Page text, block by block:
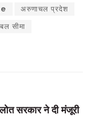
अरुणाचल प्रदेश
सीमा
सरकार ने दी मंजूरी